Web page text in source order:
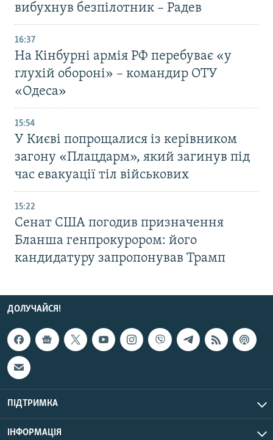
вибухнув безпілотник – Радев
16:37
На Кінбурні армія РФ перебуває «у
глухій обороні» – командир ОТУ
«Одеса»
15:54
У Києві попрощалися із керівником
загону «Плацдарм», який загинув під
час евакуації тіл військових
15:22
Сенат США погодив призначення
Бланша генпрокурором: його
кандидатуру запропонував Трамп
ДОЛУЧАЙСЯ!
ПІДТРИМКА
ІНФОРМАЦІЯ